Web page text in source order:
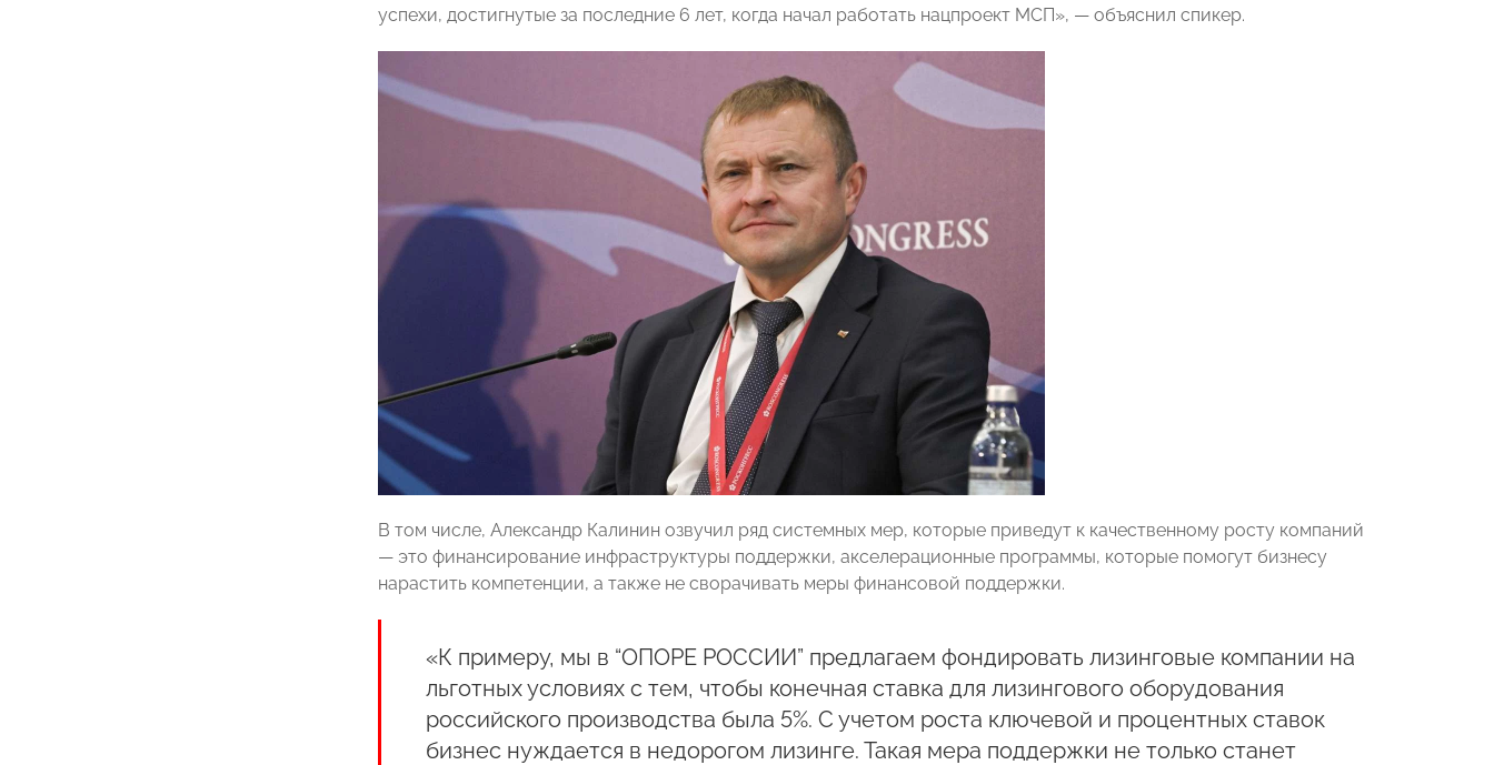
успехи, достигнутые за последние 6 лет, когда начал работать нацпроект МСП», — объяснил спикер.
В том числе, Александр Калинин озвучил ряд системных мер, которые приведут к качественному росту компаний
— это финансирование инфраструктуры поддержки, акселерационные программы, которые помогут бизнесу
нарастить компетенции, а также не сворачивать меры финансовой поддержки.
«К примеру, мы в “ОПОРЕ РОССИИ” предлагаем фондировать лизинговые компании на
льготных условиях с тем, чтобы конечная ставка для лизингового оборудования
российского производства была 5%. С учетом роста ключевой и процентных ставок
бизнес нуждается в недорогом лизинге. Такая мера поддержки не только станет